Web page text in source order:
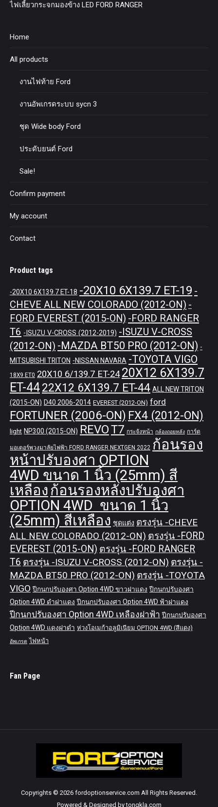
ไฟเลี้ยวกระจกมองข้าง LED FORD RANGER
Home
All products
งานไฟท้าย Ford
งานอัพเกรดระบบ sycn 3
ชุด Wide body Ford
ประดับยนต์ Ford
Sale!
Confirm payment
My account
Contact
Product tags
-20X10 6X139.7 ET-18 -20X10 6X139.7 ET-19 -
CHEVE ALL NEW COLORADO (2012-ON) -
FORD EVEREST (2015-ON) -FORD RANGER
T6 -ISUZU V-CROSS (2012-2019) -ISUZU V-CROSS
(2012-ON) -MAZDA BT50 PRO (2012-ON) -
MITSUBISHI TRITON -NISSAN NAVARA -TOYOTA VIGO
18X9 ET0 20X10 6/139.7 ET-24 20X12 6X139.7
ET-4422X12 6X139.7 ET-44 ALL NEW TRITON
(2015-ON) D40 2006-2014 EVEREST (2012-ON) ford
FORTUNER (2006-ON) FX4 (2012-ON)
light NP300 (2015-ON) REVOT7 กระจังหน้า กล้องถอยหลัง การ์ด
มอเตอร์พวงมาลัยไฟฟ้า FORD RANGER NEXTGEN 2022 ก้อนรอง
หน้าปรับองศา OPTION
4WD ขนาด 1 นิ้ว (25mm) สี
เหลือง ก้อนรองหลังปรับองศา
OPTION 4WD ขนาด 1 นิ้ว
(25mm) สีเหลือง ชุดแต่ง ตรงรุ่น -CHEVE
ALL NEW COLORADO (2012-ON) ตรงรุ่น -FORD
EVEREST (2015-ON) ตรงรุ่น -FORD RANGER
T6 ตรงรุ่น -ISUZU V-CROSS (2012-ON) ตรงรุ่น -
MAZDA BT50 PRO (2012-ON) ตรงรุ่น -TOYOTA
VIGO ปีกนกปรับองศา Option 4WD ขาวฝาแดง ปีกนกปรับองศา
Option 4WD ดำฝาแดง ปีกนกปรับองศา Option 4WD ฟ้าฝาแดง
ปีกนกปรับองศา Option 4WD เหลืองฝาฟ้า ปีกนกปรับองศา
Option 4WD แดงฝาดำ ห่วงโอเมก้าอลูมิเนียม OPTION 4WD (สีแดง)
อัพเกรด ไฟหน้า
Fan Page
Copyrights © 2026 fordoptionservice.com All Rights Reserved.
Powered & Designed by tongkla.com